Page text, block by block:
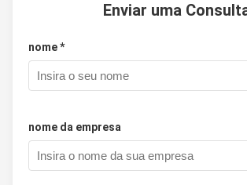
Enviar uma
nome *
nome da empresa